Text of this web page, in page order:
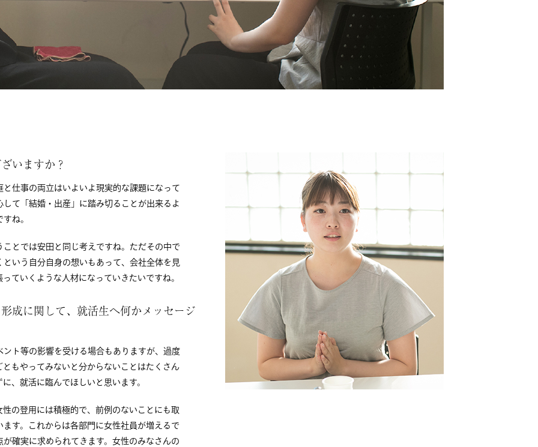
いますか？
仕事の両立はいよいよ現実的な課題になって
て「結婚・出産」に踏み切ることが出来るよ
ね。
とでは安田と同じ考えですね。ただその中で
いう自分自身の想いもあって、会社全体を見
ていくような人材になっていきたいですね。
成に関して、就活生へ何かメッセージ
ト等の影響を受ける場合もありますが、過度
もやってみないと分からないことはたくさん
、就活に臨んでほしいと思います。
の登用には積極的で、前例のないことにも取
す。これからは各部門に女性社員が増えるで
確実に求められてきます。女性のみなさんの